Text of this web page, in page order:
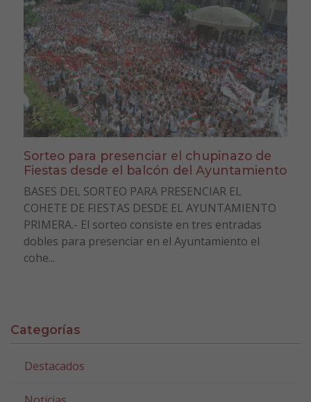
Sorteo para presenciar el chupinazo de
Fiestas desde el balcón del Ayuntamiento
BASES DEL SORTEO PARA PRESENCIAR EL
COHETE DE FIESTAS DESDE EL AYUNTAMIENTO
PRIMERA.- El sorteo consiste en tres entradas
dobles para presenciar en el Ayuntamiento el
cohe...
Categorías
Destacados